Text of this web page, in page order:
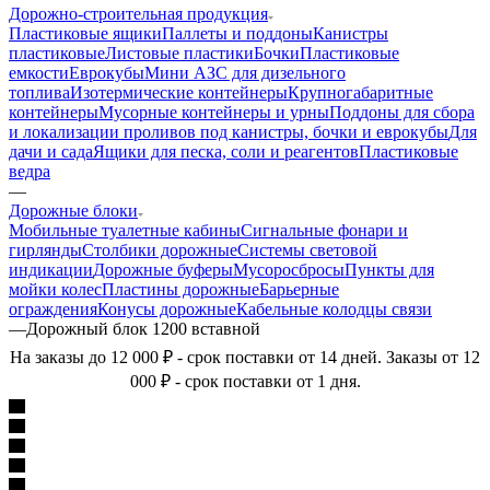
Дорожно-строительная продукция
Пластиковые ящикиПаллеты и поддоныКанистры
пластиковыеЛистовые пластикиБочкиПластиковые
емкостиЕврокубыМини АЗС для дизельного
топливаИзотермические контейнерыКрупногабаритные
контейнерыМусорные контейнеры и урныПоддоны для сбора
и локализации проливов под канистры, бочки и еврокубыДля
дачи и садаЯщики для песка, соли и реагентовПластиковые
ведра
—
Дорожные блоки
Мобильные туалетные кабиныСигнальные фонари и
гирляндыСтолбики дорожныеСистемы световой
индикацииДорожные буферыМусоросбросыПункты для
мойки колесПластины дорожныеБарьерные
огражденияКонусы дорожныеКабельные колодцы связи
—Дорожный блок 1200 вставной
На заказы до 12 000 ₽ - срок поставки от 14 дней. Заказы от 12
000 ₽ - срок поставки от 1 дня.